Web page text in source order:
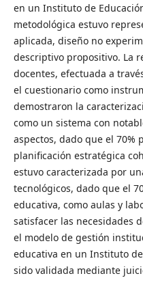
en un Instituto de
metodológica estuvo
aplicada, diseño no
descriptivo propositivo. La
docentes, efectuada a
el cuestionario como
demostraron la
como un sistema con
aspectos, dado que el 70%
planificación estratégica
estuvo caracterizada por
tecnológicos, dado que el
educativa, como aulas y
satisfacer las necesidades
el modelo de gestión
educativa en un Instituto
sido validada mediante